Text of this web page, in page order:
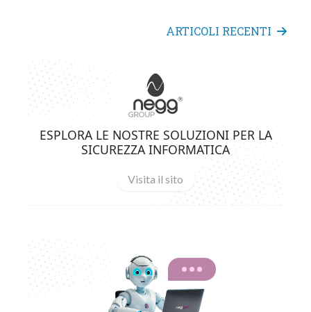
ARTICOLI RECENTI
ESPLORA LE NOSTRE SOLUZIONI PER LA
SICUREZZA INFORMATICA
Visita il sito